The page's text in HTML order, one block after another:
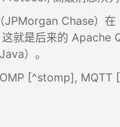
JPMorgan Chase）
就是后来的 Apache
）。
[^stomp], MQTT